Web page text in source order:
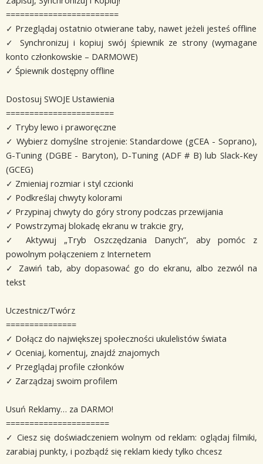
========================
✓ Przeglądaj ostatnio otwierane taby, nawet jeżeli jesteś offline
✓ Synchronizuj i kopiuj swój śpiewnik ze strony (wymagane
konto członkowskie – DARMOWE)
✓ Śpiewnik dostępny offline
Dostosuj SWOJE Ustawienia
=======================
✓ Tryby lewo i praworęczne
✓ Wybierz domyślne strojenie: Standardowe (gCEA - Soprano),
G-Tuning (DGBE - Baryton), D-Tuning (ADF # B) lub Slack-Key
(GCEG)
✓ Zmieniaj rozmiar i styl czcionki
✓ Podkreślaj chwyty kolorami
✓ Przypinaj chwyty do góry strony podczas przewijania
✓ Powstrzymaj blokadę ekranu w trakcie gry,
✓ Aktywuj „Tryb Oszczędzania Danych”, aby pomóc z
powolnym połączeniem z Internetem
✓ Zawiń tab, aby dopasować go do ekranu, albo zezwól na
tekst
Uczestnicz/Twórz
===============
✓ Dołącz do największej społeczności ukulelistów świata
✓ Oceniaj, komentuj, znajdź znajomych
✓ Przeglądaj profile członków
✓ Zarządzaj swoim profilem
Usuń Reklamy… za DARMO!
======================
✓ Ciesz się doświadczeniem wolnym od reklam: oglądaj filmiki,
zarabiaj punkty, i pozbądź się reklam kiedy tylko chcesz